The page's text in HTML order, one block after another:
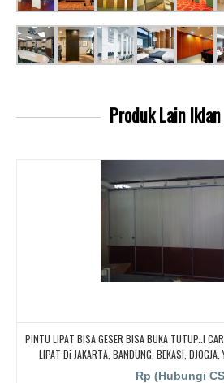
Produk Lain
PINTU LIPAT BISA GESER BISA BUKA TUTUP..!
LIPAT Di JAKARTA, BANDUNG, BEKASI, DJOGJA,
BOGOR,. BORNEO PABRIK PARTISI PINTU
Rp (Hubungi